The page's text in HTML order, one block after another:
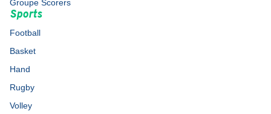
Groupe Scorers
Sports
Football
Basket
Hand
Rugby
Volley